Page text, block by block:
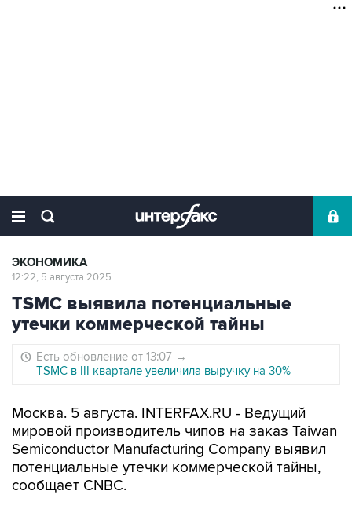
ЭКОНОМИКА
12:22, 5 августа 2025
TSMC выявила потенциальные
утечки коммерческой тайны
Есть обновление от 13:07 →
TSMC в III квартале увеличила выручку на 30%
Москва. 5 августа. INTERFAX.RU - Ведущий
мировой производитель чипов на заказ Taiwan
Semiconductor Manufacturing Company выявил
потенциальные утечки коммерческой тайны,
сообщает CNBC.